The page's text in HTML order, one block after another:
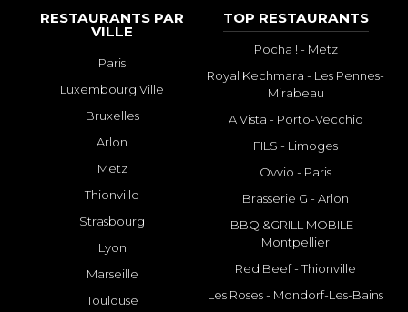
RESTAURANTS PAR
VILLE
Paris
Luxembourg Ville
Bruxelles
Arlon
Metz
Thionville
Strasbourg
Lyon
Marseille
Toulouse
TOP RESTAURANTS
Pocha ! - Metz
Royal Kechmara - Les Pennes-
Mirabeau
A Vista - Porto-Vecchio
FILS - Limoges
Ovvio - Paris
Brasserie G - Arlon
BBQ &GRILL MOBILE -
Montpellier
Red Beef - Thionville
Les Roses - Mondorf-Les-Bains